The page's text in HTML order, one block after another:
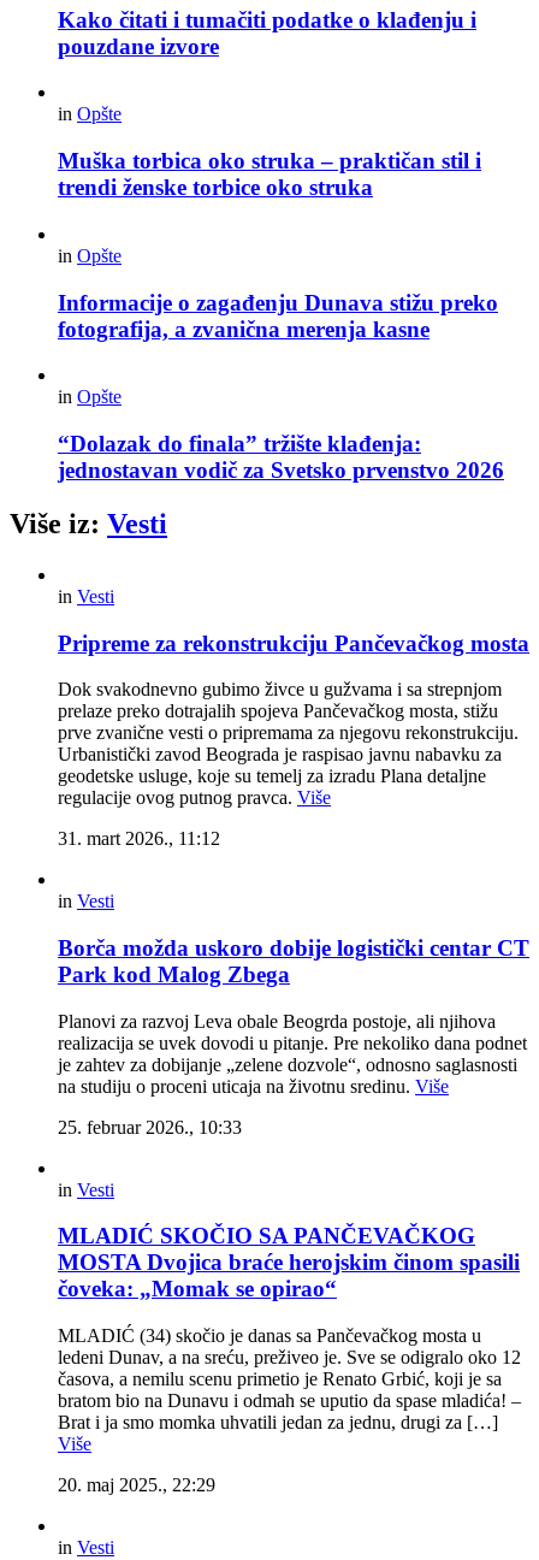
Kako čitati i tumačiti podatke o klađenju i
pouzdane izvore
in Opšte
Muška torbica oko struka – praktičan stil i
trendi ženske torbice oko struka
in Opšte
Informacije o zagađenju Dunava stižu preko
fotografija, a zvanična merenja kasne
in Opšte
“Dolazak do finala” tržište klađenja:
jednostavan vodič za Svetsko prvenstvo 2026
Više iz: Vesti
in Vesti
Pripreme za rekonstrukciju Pančevačkog mosta
Dok svakodnevno gubimo živce u gužvama i sa strepnjom
prelaze preko dotrajalih spojeva Pančevačkog mosta, stižu
prve zvanične vesti o pripremama za njegovu rekonstrukciju.
Urbanistički zavod Beograda je raspisao javnu nabavku za
geodetske usluge, koje su temelj za izradu Plana detaljne
regulacije ovog putnog pravca. Više
31. mart 2026., 11:12
in Vesti
Borča možda uskoro dobije logistički centar CT
Park kod Malog Zbega
Planovi za razvoj Leva obale Beogrda postoje, ali njihova
realizacija se uvek dovodi u pitanje. Pre nekoliko dana podnet
je zahtev za dobijanje „zelene dozvole“, odnosno saglasnosti
na studiju o proceni uticaja na životnu sredinu. Više
25. februar 2026., 10:33
in Vesti
MLADIĆ SKOČIO SA PANČEVAČKOG
MOSTA Dvojica braće herojskim činom spasili
čoveka: „Momak se opirao“
MLADIĆ (34) skočio je danas sa Pančevačkog mosta u
ledeni Dunav, a na sreću, preživeo je. Sve se odigralo oko 12
časova, a nemilu scenu primetio je Renato Grbić, koji je sa
bratom bio na Dunavu i odmah se uputio da spase mladića! –
Brat i ja smo momka uhvatili jedan za jednu, drugi za […]
Više
20. maj 2025., 22:29
in Vesti